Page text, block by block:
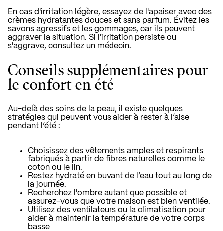
En cas d'irritation légère, essayez de l'apaiser avec des
crèmes hydratantes douces et sans parfum. Évitez les
savons agressifs et les gommages, car ils peuvent
aggraver la situation. Si l'irritation persiste ou
s'aggrave, consultez un médecin.
Conseils supplémentaires pour
le confort en été
Au-delà des soins de la peau, il existe quelques
stratégies qui peuvent vous aider à rester à l’aise
pendant l’été :
Choisissez des vêtements amples et respirants
fabriqués à partir de fibres naturelles comme le
coton ou le lin.
Restez hydraté en buvant de l’eau tout au long de
la journée.
Recherchez l'ombre autant que possible et
assurez-vous que votre maison est bien ventilée.
Utilisez des ventilateurs ou la climatisation pour
aider à maintenir la température de votre corps
basse